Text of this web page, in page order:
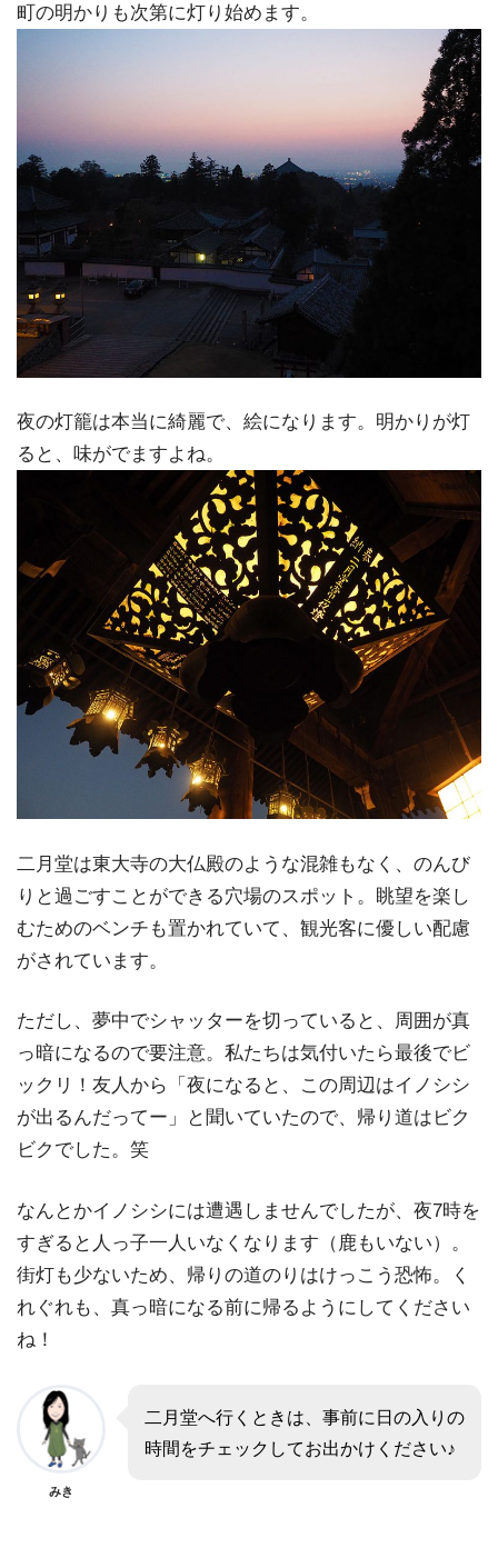
町の明かりも次第に灯り始めます。
夜の灯籠は本当に綺麗で、絵になります。明かりが灯
ると、味がでますよね。
二月堂は東大寺の大仏殿のような混雑もなく、のんび
りと過ごすことができる穴場のスポット。眺望を楽し
むためのベンチも置かれていて、観光客に優しい配慮
がされています。
ただし、夢中でシャッターを切っていると、周囲が真
っ暗になるので要注意。私たちは気付いたら最後でビ
ックリ！友人から「夜になると、この周辺はイノシシ
が出るんだってー」と聞いていたので、帰り道はビク
ビクでした。笑
なんとかイノシシには遭遇しませんでしたが、夜7時を
すぎると人っ子一人いなくなります（鹿もいない）。
街灯も少ないため、帰りの道のりはけっこう恐怖。く
れぐれも、真っ暗になる前に帰るようにしてください
ね！
みき
二月堂へ行くときは、事前に日の入りの
時間をチェックしてお出かけください♪